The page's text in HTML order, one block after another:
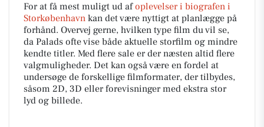
For at få mest muligt ud afoplevelser i biografen i
Storkøbenhavn kan det være nyttigt at planlægge på
forhånd. Overvej gerne, hvilken type film du vil se,
da Palads ofte vise både aktuelle storfilm og mindre
kendte titler. Med flere sale er der næsten altid flere
valgmuligheder. Det kan også være en fordel at
undersøge de forskellige filmformater, der tilbydes,
såsom 2D, 3D eller forevisninger med ekstra stor
lyd og billede.